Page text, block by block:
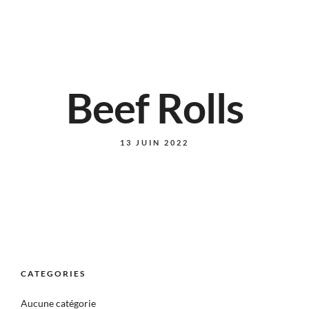
Beef Rolls
13 JUIN 2022
CATEGORIES
Aucune catégorie